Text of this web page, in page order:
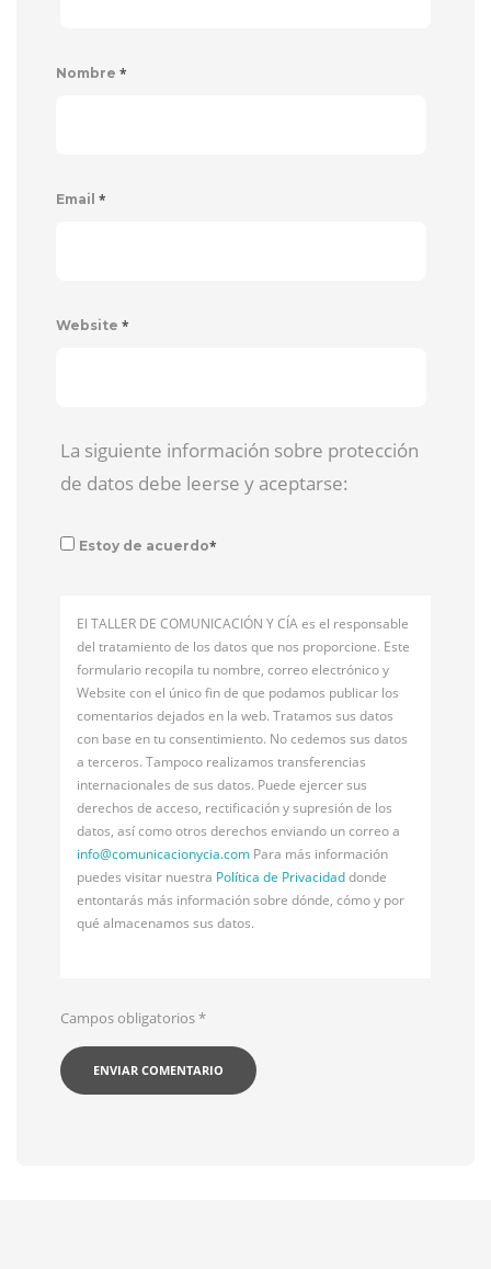
Nombre *
Email *
Website *
La siguiente información sobre protección
de datos debe leerse y aceptarse:
Estoy de acuerdo*
El TALLER DE COMUNICACIÓN Y CÍA es el responsable
del tratamiento de los datos que nos proporcione. Este
formulario recopila tu nombre, correo electrónico y
Website con el único fin de que podamos publicar los
comentarios dejados en la web. Tratamos sus datos
con base en tu consentimiento. No cedemos sus datos
a terceros. Tampoco realizamos transferencias
internacionales de sus datos. Puede ejercer sus
derechos de acceso, rectificación y supresión de los
datos, así como otros derechos enviando un correo a
info@comunicacionycia.com Para más información
puedes visitar nuestra Política de Privacidaddonde
entontarás más información sobre dónde, cómo y por
qué almacenamos sus datos.
Campos obligatorios*